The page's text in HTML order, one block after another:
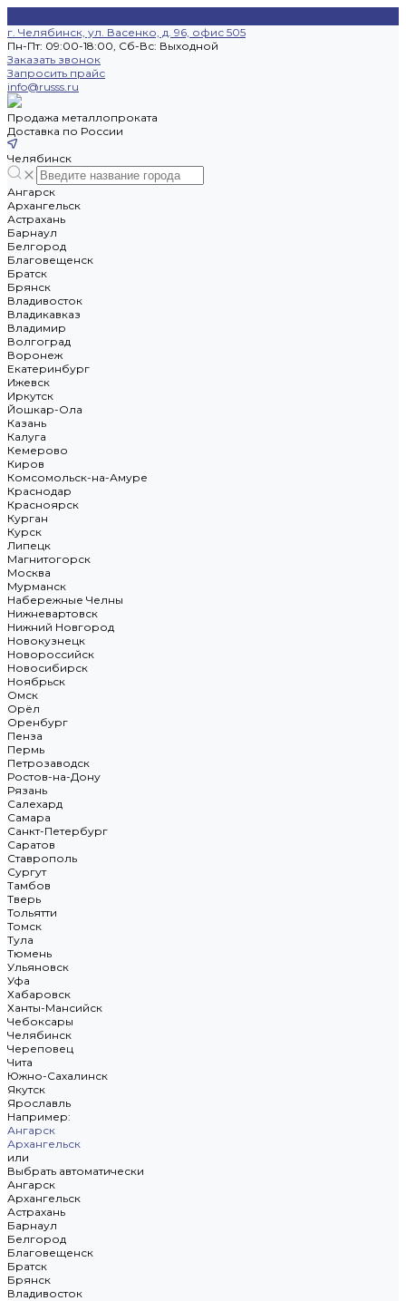
г. Челябинск, ул. Васенко, д. 96, офис 505
Пн-Пт: 09:00-18:00, Cб-Вс: Выходной
Заказать звонок
Запросить прайс
info@russs.ru
Продажа металлопроката
Доставка по России
Челябинск
Ангарск
Архангельск
Астрахань
Барнаул
Белгород
Благовещенск
Братск
Брянск
Владивосток
Владикавказ
Владимир
Волгоград
Воронеж
Екатеринбург
Ижевск
Иркутск
Йошкар-Ола
Казань
Калуга
Кемерово
Киров
Комсомольск-на-Амуре
Краснодар
Красноярск
Курган
Курск
Липецк
Магнитогорск
Москва
Мурманск
Набережные Челны
Нижневартовск
Нижний Новгород
Новокузнецк
Новороссийск
Новосибирск
Ноябрьск
Омск
Орёл
Оренбург
Пенза
Пермь
Петрозаводск
Ростов-на-Дону
Рязань
Салехард
Самара
Санкт-Петербург
Саратов
Ставрополь
Сургут
Тамбов
Тверь
Тольятти
Томск
Тула
Тюмень
Ульяновск
Уфа
Хабаровск
Ханты-Мансийск
Чебоксары
Челябинск
Череповец
Чита
Южно-Сахалинск
Якутск
Ярославль
Например:
Ангарск
Архангельск
или
Выбрать автоматически
Ангарск
Архангельск
Астрахань
Барнаул
Белгород
Благовещенск
Братск
Брянск
Владивосток